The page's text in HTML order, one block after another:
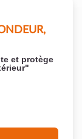
et protège